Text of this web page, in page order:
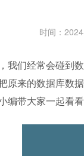
时间：
我们经常会碰到
原来的数据库数
编带大家一起看